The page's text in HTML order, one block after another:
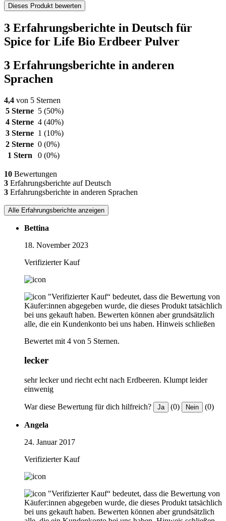
Dieses Produkt bewerten
3 Erfahrungsberichte in Deutsch für
Spice for Life Bio Erdbeer Pulver
3 Erfahrungsberichte in anderen
Sprachen
4,4 von 5 Sternen
5 Sterne 5 (50%)
4 Sterne 4 (40%)
3 Sterne 1 (10%)
2 Sterne 0 (0%)
1 Stern
0 (0%)
10 Bewertungen
3 Erfahrungsberichte auf Deutsch
3 Erfahrungsberichte in anderen Sprachen
Alle Erfahrungsberichte anzeigen
Bettina
18. November 2023
Verifizierter Kauf
"Verifizierter Kauf“ bedeutet, dass die Bewertung von
Käufer:innen abgegeben wurde, die dieses Produkt tatsächlich
bei uns gekauft haben. Bewerten können aber grundsätzlich
alle, die ein Kundenkonto bei uns haben. Hinweis schließen
Bewertet mit 4 von 5 Sternen.
lecker
sehr lecker und riecht echt nach Erdbeeren. Klumpt leider
einwenig
War diese Bewertung für dich hilfreich? Ja (0) Nein (0)
Angela
24. Januar 2017
Verifizierter Kauf
"Verifizierter Kauf“ bedeutet, dass die Bewertung von
Käufer:innen abgegeben wurde, die dieses Produkt tatsächlich
bei uns gekauft haben. Bewerten können aber grundsätzlich